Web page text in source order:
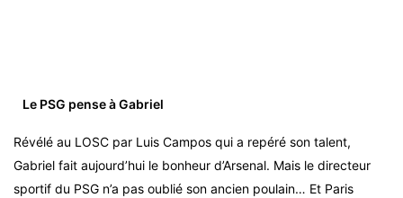
Le PSG pense à Gabriel
Révélé au LOSC par Luis Campos qui a repéré son talent,
Gabriel fait aujourd’hui le bonheur d’Arsenal. Mais le directeur
sportif du PSG n’a pas oublié son ancien poulain… Et Paris